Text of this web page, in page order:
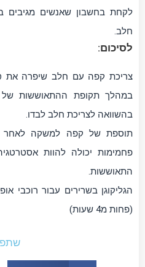
לקחת בחשבון שאנשים מגיבים
חלב.
לסיכום:
צריכת קפה עם חלב שיפרה את
בהשוואה לצריכת חלב לבדו.
תוספת של קפה למשקה לאחר
פחמימות יכולה להוות
התאוששות.
הגליקוגן בשרירים עבור רוכבי
(פחות מ4 שעות)